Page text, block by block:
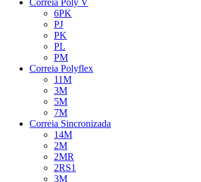
Correia Poly V
6PK
PJ
PK
PL
PM
Correia Polyflex
11M
3M
5M
7M
Correia Sincronizada
14M
2M
2MR
2RS1
3M